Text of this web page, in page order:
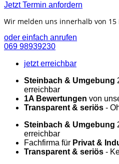
Jetzt Termin anfordern
Wir melden uns innerhalb von
oder einfach anrufen
069 98939230
jetzt erreichbar
Steinbach & Umgebung
erreichbar
1A Bewertungen von
Transparent & seriös -
Steinbach & Umgebung
erreichbar
Fachfirma für Privat &
Transparent & seriös -